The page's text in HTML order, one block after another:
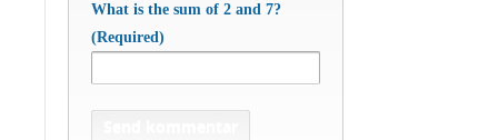
What is the sum of 2 and 7?
(Required)